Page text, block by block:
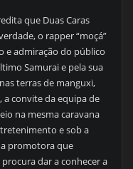
que Duas Caras
o rapper “moçá”
e admiração do público
Samurai e pela sua
terras de manguxi,
a convite da equipa de
na mesma caravana
e sob a
promotora que
dar a conhecer a